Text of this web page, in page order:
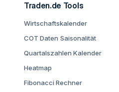
Traden.de Tools
Wirtschaftskalender
COT Daten Saisonalität
Quartalszahlen Kalender
Heatmap
Fibonacci Rechner